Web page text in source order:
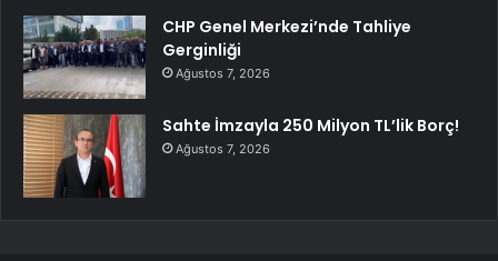
CHP Genel Merkezi’nde Tahliye
Gerginliği
Ağustos 7, 2026
Sahte İmzayla 250 Milyon TL’lik Borç!
Ağustos 7, 2026